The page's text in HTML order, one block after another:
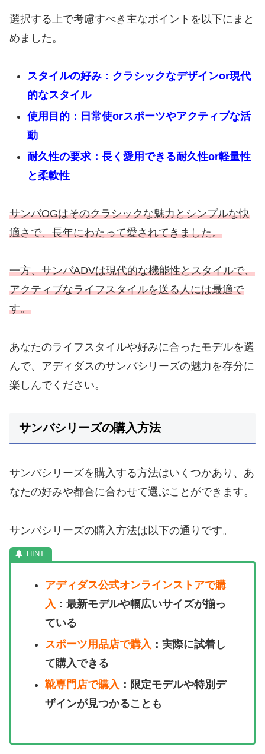
選択する上で考慮すべき主なポイントを以下にまと
めました。
スタイルの好み：クラシックなデザインor現代
的なスタイル
使用目的：日常使orスポーツやアクティブな活
動
耐久性の要求：長く愛用できる耐久性or軽量性
と柔軟性
サンバOGはそのクラシックな魅力とシンプルな快
適さで、長年にわたって愛されてきました。
一方、サンバADVは現代的な機能性とスタイルで、
アクティブなライフスタイルを送る人には最適で
す。
あなたのライフスタイルや好みに合ったモデルを選
んで、アディダスのサンバシリーズの魅力を存分に
楽しんでください。
サンバシリーズの購入方法
サンバシリーズを購入する方法はいくつかあり、あ
なたの好みや都合に合わせて選ぶことができます。
サンバシリーズの購入方法は以下の通りです。
アディダス公式オンラインストアで購
入 ：最新モデルや幅広いサイズが揃っ
ている
スポーツ用品店で購入 ：実際に試着し
て購入できる
靴専門店で購入 ：限定モデルや特別デ
ザインが見つかることも